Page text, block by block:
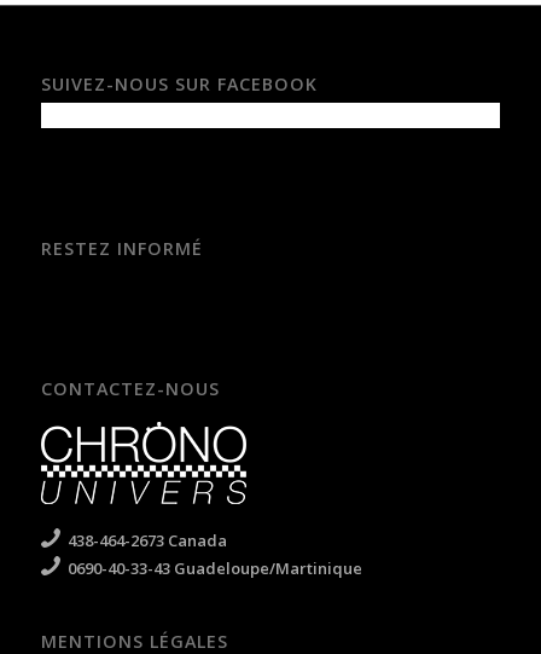
SUIVEZ-NOUS SUR FACEBOOK
RESTEZ INFORMÉ
CONTACTEZ-NOUS
438-464-2673 Canada
0690-40-33-43 Guadeloupe/Martinique
MENTIONS LÉGALES